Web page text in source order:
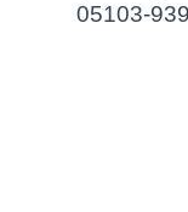
05103-